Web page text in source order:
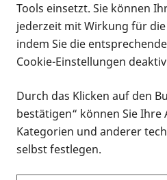
Infomaterial
Infomaterial
Vorlesen
Alle Infomaterialien in
Formaten an einem Ort
Sie möchten wissen, wie
Tools einsetzt. Sie können
jederzeit mit Wirkung für
indem Sie die
Cookie-Einstellungen
Durch das Klicken auf den
bestätigen“ können Sie Ihre
Kategorien und anderer
selbst festlegen.